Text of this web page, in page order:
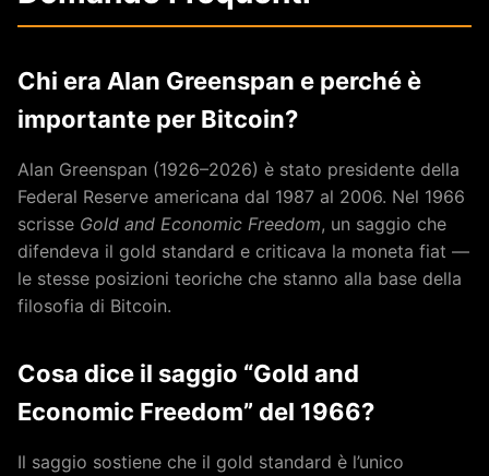
Chi era Alan Greenspan e perché è
importante per Bitcoin?
Alan Greenspan (1926–2026) è stato presidente della
Federal Reserve americana dal 1987 al 2006. Nel 1966
scrisse Gold and Economic Freedom, un saggio che
difendeva il gold standard e criticava la moneta fiat —
le stesse posizioni teoriche che stanno alla base della
filosofia di Bitcoin.
Cosa dice il saggio “Gold and
Economic Freedom” del 1966?
Il saggio sostiene che il gold standard è l’unico